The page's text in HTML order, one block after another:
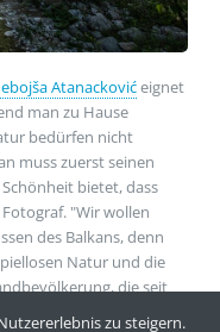
Atanackovićeignet
man zu Hause
bedürfen nicht
muss zuerst seinen
bietet, dass
"Wir wollen
des Balkans, denn
Natur und die
die seit
Umgebung lebt".
zu steigern.